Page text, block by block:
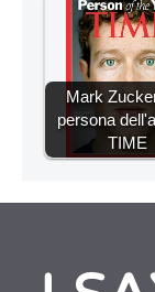
Mark
persona
TIME